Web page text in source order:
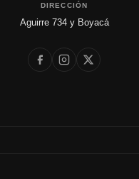
DIRECCIÓN
Aguirre 734 y Boyacá